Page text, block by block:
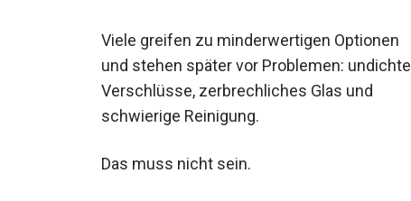
Viele greifen zu minderwertigen Optionen
und stehen später vor Problemen: undichte
Verschlüsse, zerbrechliches Glas und
schwierige Reinigung.
Das muss nicht sein.